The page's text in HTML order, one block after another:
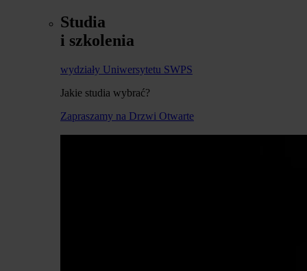
Studia
i szkolenia
wydziały Uniwersytetu SWPS
Jakie studia wybrać?
Zapraszamy na Drzwi Otwarte